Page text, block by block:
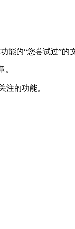
能的“您尝试过”的
。
注的功能。